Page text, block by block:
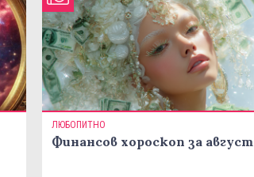
ЛЮБОПИТНО
Финансов хороскоп за август